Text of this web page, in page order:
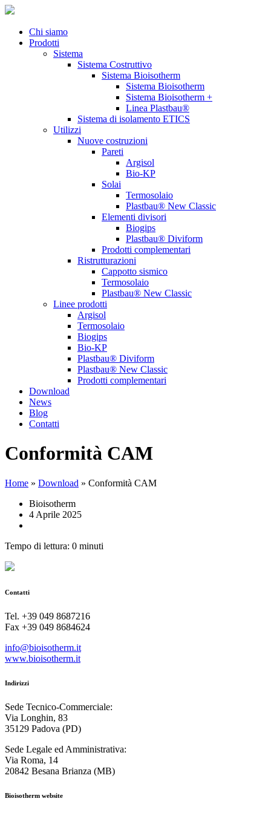
Chi siamo
Prodotti
Sistema
Sistema Costruttivo
Sistema Bioisotherm
Sistema Bioisotherm
Sistema Bioisotherm +
Linea Plastbau®
Sistema di isolamento ETICS
Utilizzi
Nuove costruzioni
Pareti
Argisol
Bio-KP
Solai
Termosolaio
Plastbau® New Classic
Elementi divisori
Biogips
Plastbau® Diviform
Prodotti complementari
Ristrutturazioni
Cappotto sismico
Termosolaio
Plastbau® New Classic
Linee prodotti
Argisol
Termosolaio
Biogips
Bio-KP
Plastbau® Diviform
Plastbau® New Classic
Prodotti complementari
Download
News
Blog
Contatti
Conformità CAM
Home » Download » Conformità CAM
Bioisotherm
4 Aprile 2025
Tempo di lettura: 0 minuti
Contatti
Tel. +39 049 8687216
Fax +39 049 8684624
info@bioisotherm.it
www.bioisotherm.it
Indirizzi
Sede Tecnico-Commerciale:
Via Longhin, 83
35129 Padova (PD)
Sede Legale ed Amministrativa:
Via Roma, 14
20842 Besana Brianza (MB)
Bioisotherm website